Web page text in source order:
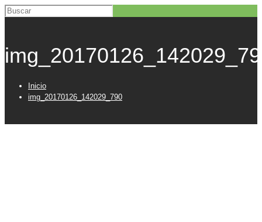
Inicio
img_20170126_142029_790